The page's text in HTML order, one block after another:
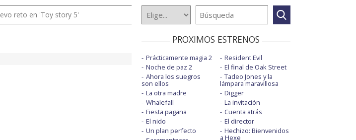
reto en 'Toy story 5'
PROXIMOS ESTRENOS
Prácticamente magia 2
Noche de paz 2
Ahora los suegros
son ellos
La otra madre
Whalefall
Fiesta pagäna
El nido
Un plan perfecto
Resident Evil
El final de Oak Street
Tadeo Jones y la
lámpara maravillosa
Digger
La invitación
Cuenta atrás
El director
Hechizo: Bienvenidos
a Hexe